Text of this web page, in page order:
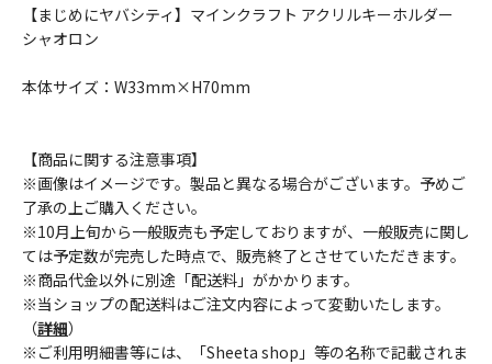
【まじめにヤバシティ】マインクラフト アクリルキーホルダー
シャオロン
本体サイズ：W33mm×H70mm
【商品に関する注意事項】
※画像はイメージです。製品と異なる場合がございます。予めご
了承の上ご購入ください。
※10月上旬から一般販売も予定しておりますが、一般販売に関し
ては予定数が完売した時点で、販売終了とさせていただきます。
※商品代金以外に別途「配送料」がかかります。
※当ショップの配送料はご注文内容によって変動いたします。
（詳細）
※ご利用明細書等には、「Sheeta shop」等の名称で記載されま